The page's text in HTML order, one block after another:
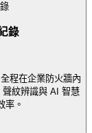
錄
程在企業防火牆內
紋辨識與 AI 智慧
率。